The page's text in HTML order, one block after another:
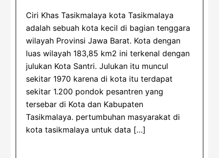
Ciri Khas Tasikmalaya kota Tasikmalaya
adalah sebuah kota kecil di bagian tenggara
wilayah Provinsi Jawa Barat. Kota dengan
luas wilayah 183,85 km2 ini terkenal dengan
julukan Kota Santri. Julukan itu muncul
sekitar 1970 karena di kota itu terdapat
sekitar 1.200 pondok pesantren yang
tersebar di Kota dan Kabupaten
Tasikmalaya. pertumbuhan masyarakat di
kota tasikmalaya untuk data […]